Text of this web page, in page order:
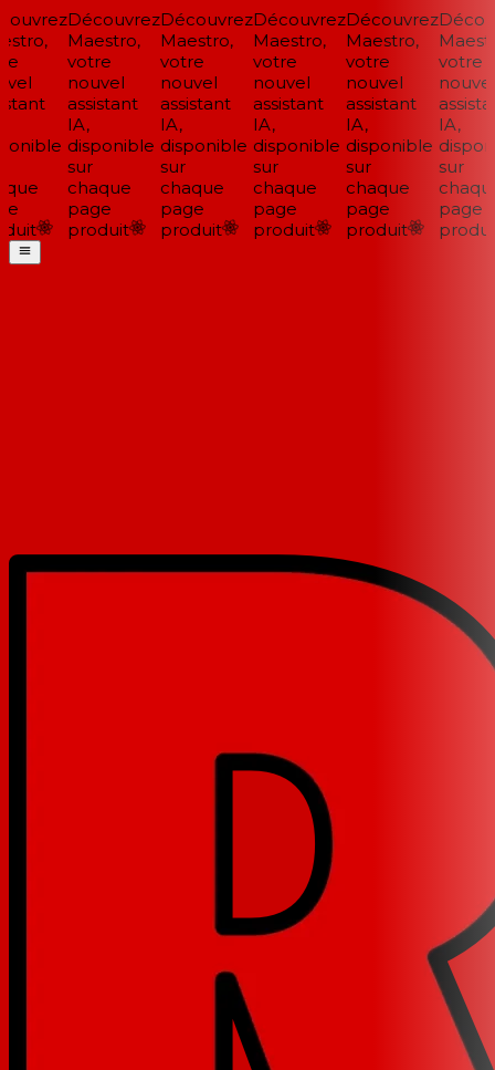
Découvrez
Maestro,
votre
nouvel
assistant
IA,
disponible
sur
chaque
page
produit
Découvrez
Maestro,
votre
nouvel
assistant
IA,
disponible
sur
chaque
page
produit
Découvrez
Maestro,
votre
nouvel
assistant
IA,
disponible
sur
chaque
page
produit
Découvrez
Maestro,
votre
nouvel
assistant
IA,
disponible
sur
chaque
page
produit
votre
nouvel
IA,
sur
chaque
page
produit